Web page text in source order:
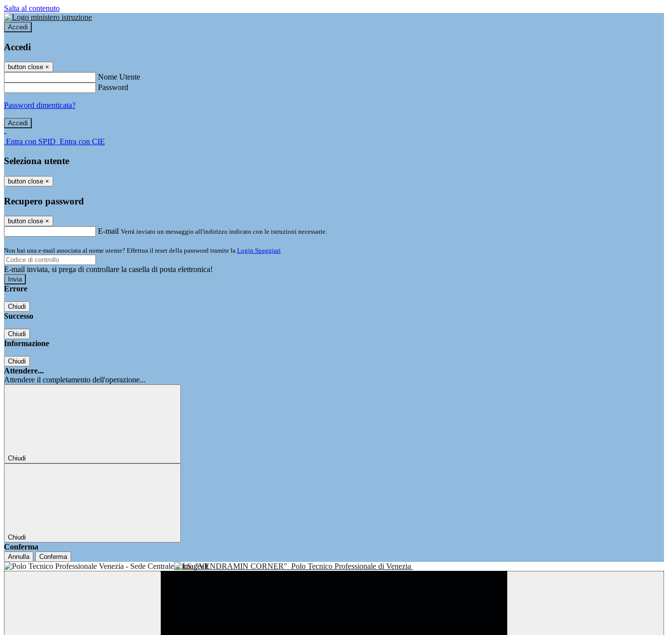
Salta al contenuto
Accedi
Accedi
button close ×
Nome Utente
Password
Password dimenticata?
-
Entra con SPID Entra con CIE
Seleziona utente
button close ×
Recupero password
button close ×
E-mail Verrà inviato un messaggio all'indirizzo indicato con le istruzioni necessarie.
Non hai una e-mail associata al nome utente? Effettua il reset della password tramite la Login Spaggiari
E-mail inviata, si prega di controllare la casella di posta elettronica!
Errore
Chiudi
Successo
Chiudi
Informazione
Chiudi
Attendere...
Attendere il completamento dell'operazione...
Chiudi
Chiudi
Conferma
Annulla Conferma
I.I.S. "VENDRAMIN CORNER" Polo Tecnico Professionale di Venezia